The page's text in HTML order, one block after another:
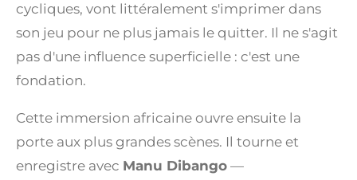
cycliques, vont littéralement s'imprimer dans
son jeu pour ne plus jamais le quitter. Il ne s'agit
pas d'une influence superficielle : c'est une
fondation.
Cette immersion africaine ouvre ensuite la
porte aux plus grandes scènes. Il tourne et
enregistre avec Manu Dibango —